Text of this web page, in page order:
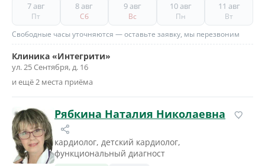
7 авг
Пт
8 авг
Сб
9 авг
Вс
10 авг
Пн
11 авг
Вт
Свободные часы уточняются — оставьте заявку, мы перезвоним
Клиника «Интегрити»
ул. 25 Сентября, д. 16
и ещё 2 места приёма
Рябкина Наталия Николаевна
кардиолог, детский кардиолог,
функциональный диагност